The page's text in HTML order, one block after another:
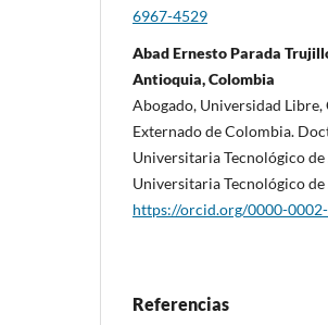
6967-4529
Abad Ernesto Parada
Antioquia, Colombia
Abogado, Universidad
Externado de Colombia.
Universitaria Tecnológico
Universitaria Tecnológico
https://orcid.org/0000-
Referencias